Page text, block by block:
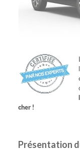
cher !
Présentation